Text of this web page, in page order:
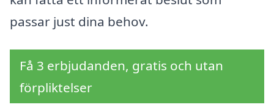
passar just dina behov.
Få 3 erbjudanden, gratis och utan
förpliktelser